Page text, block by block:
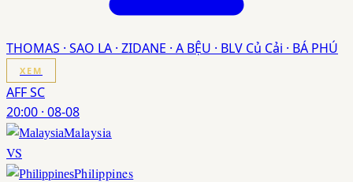
THOMAS · SAO LA · ZIDANE · A BỆU · BLV Củ Cải · BÁ PHÚ
XEM
AFF SC
20:00 · 08-08
Malaysia
VS
Philippines